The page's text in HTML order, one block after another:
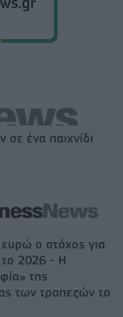
ένα παιχνίδι
ευρώ ο στόχος για
το 2026 - Η
της
των τραπεζών το